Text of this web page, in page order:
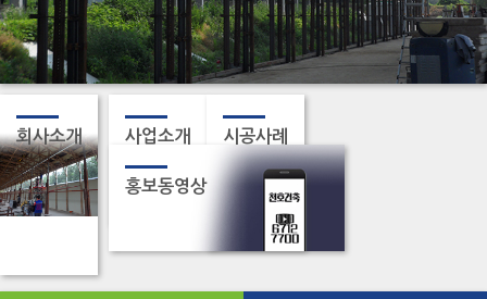
회사소개 사업소개 시공사례
홍보동영상